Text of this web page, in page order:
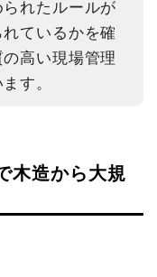
れたルールが
ているかを確
高い現場管理
す。
木造から大規